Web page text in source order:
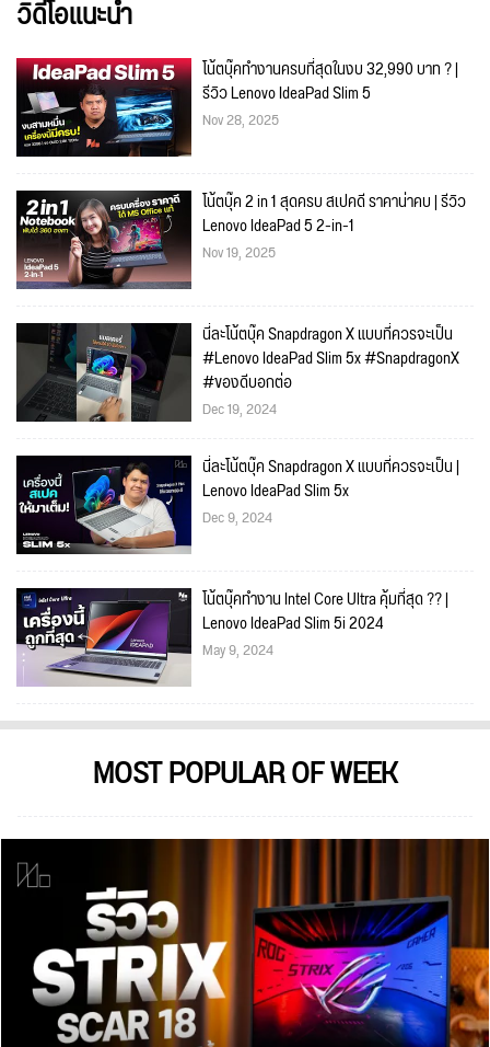
วิดีโอแนะนำ
โน้ตบุ๊คทำงานครบที่สุดในงบ 32,990 บาท ? |
รีวิว Lenovo IdeaPad Slim 5
Nov 28, 2025
โน้ตบุ๊ค 2 in 1 สุดครบ สเปคดี ราคาน่าคบ | รีวิว
Lenovo IdeaPad 5 2-in-1
Nov 19, 2025
นี่ละโน้ตบุ๊ค Snapdragon X แบบที่ควรจะเป็น
#Lenovo IdeaPad Slim 5x #SnapdragonX
#ของดีบอกต่อ
Dec 19, 2024
นี่ละโน้ตบุ๊ค Snapdragon X แบบที่ควรจะเป็น |
Lenovo IdeaPad Slim 5x
Dec 9, 2024
โน้ตบุ๊คทำงาน Intel Core Ultra คุ้มที่สุด ?? |
Lenovo IdeaPad Slim 5i 2024
May 9, 2024
MOST POPULAR OF WEEK